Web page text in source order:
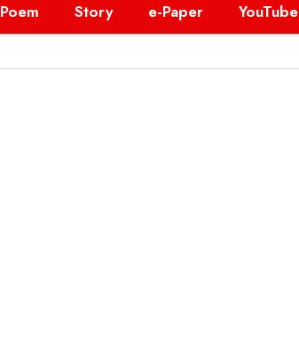
Poem Story e-Paper YouTube